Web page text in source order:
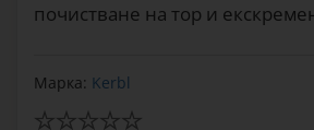
почистване на тор и
Марка: Kerbl